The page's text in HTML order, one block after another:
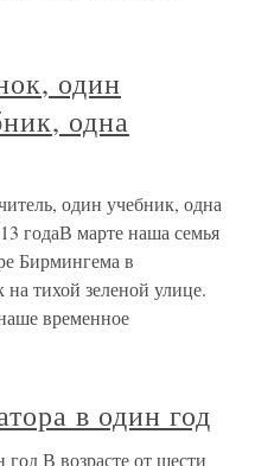
один
одна
один учебник, одна
годаВ марте наша семья
Бирмингема в
тихой зеленой улице.
временное
в один год
В возрасте от шести